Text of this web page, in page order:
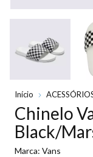
Início
Chinelo
Black/
Marca: Vans